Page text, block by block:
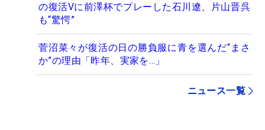
の復活Vに前澤杯でプレーした石川遼、片山晋呉
も“驚愕”
菅沼菜々が復活の日の勝負服に青を選んだ“まさ
か”の理由「昨年、実家を…」
ニュース一覧